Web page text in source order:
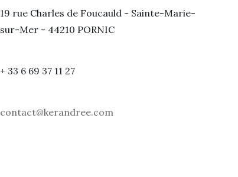
19 rue Charles de Foucauld - Sainte-Marie-
sur-Mer - 44210 PORNIC
+ 33 6 69 37 11 27
contact@kerandree.com